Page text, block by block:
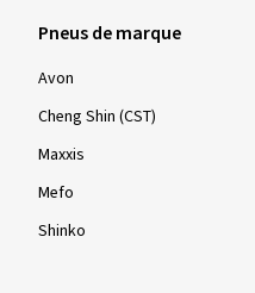
Pneus de marque
Avon
Cheng Shin (CST)
Maxxis
Mefo
Shinko